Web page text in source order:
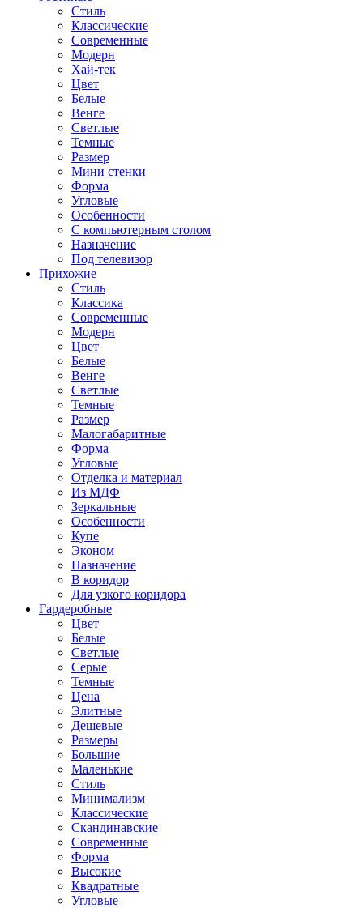
Стиль
Классические
Современные
Модерн
Хай-тек
Цвет
Белые
Венге
Светлые
Темные
Размер
Мини стенки
Форма
Угловые
Особенности
С компьютерным столом
Назначение
Под телевизор
Прихожие
Стиль
Классика
Современные
Модерн
Цвет
Белые
Венге
Светлые
Темные
Размер
Малогабаритные
Форма
Угловые
Отделка и материал
Из МДФ
Зеркальные
Особенности
Купе
Эконом
Назначение
В коридор
Для узкого коридора
Гардеробные
Цвет
Белые
Светлые
Серые
Темные
Цена
Элитные
Дешевые
Размеры
Большие
Маленькие
Стиль
Минимализм
Классические
Скандинавские
Современные
Форма
Высокие
Квадратные
Угловые